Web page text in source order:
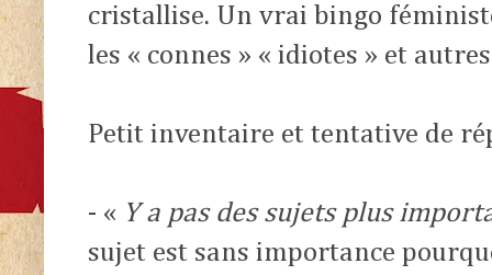
cristallise. Un vrai bingo
les « connes » « idiotes » et
Petit inventaire et tentative de
- « Y a pas des sujets plus
sujet est sans importance